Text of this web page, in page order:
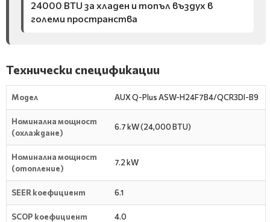
24000 BTU за хладен и топъл въздух в
големи пространства
Технически спецификации
Модел AUX Q-Plus ASW-H24F7B4/QCR3DI-B9
Номинална мощност
(охлаждане)
6.7 kW (24,000 BTU)
Номинална мощност
(отопление)
7.2 kW
SEER коефициент 6.1
SCOP коефициент 4.0